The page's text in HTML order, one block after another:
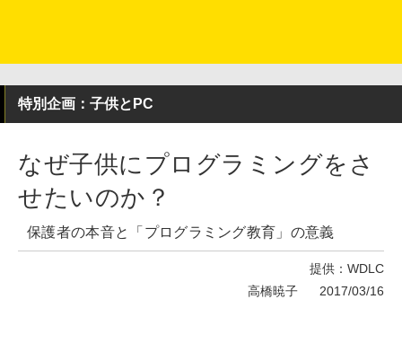
特別企画：子供とPC
なぜ子供にプログラミングをさ
せたいのか？
保護者の本音と「プログラミング教育」の意義
提供：WDLC
高橋暁子
2017/03/16